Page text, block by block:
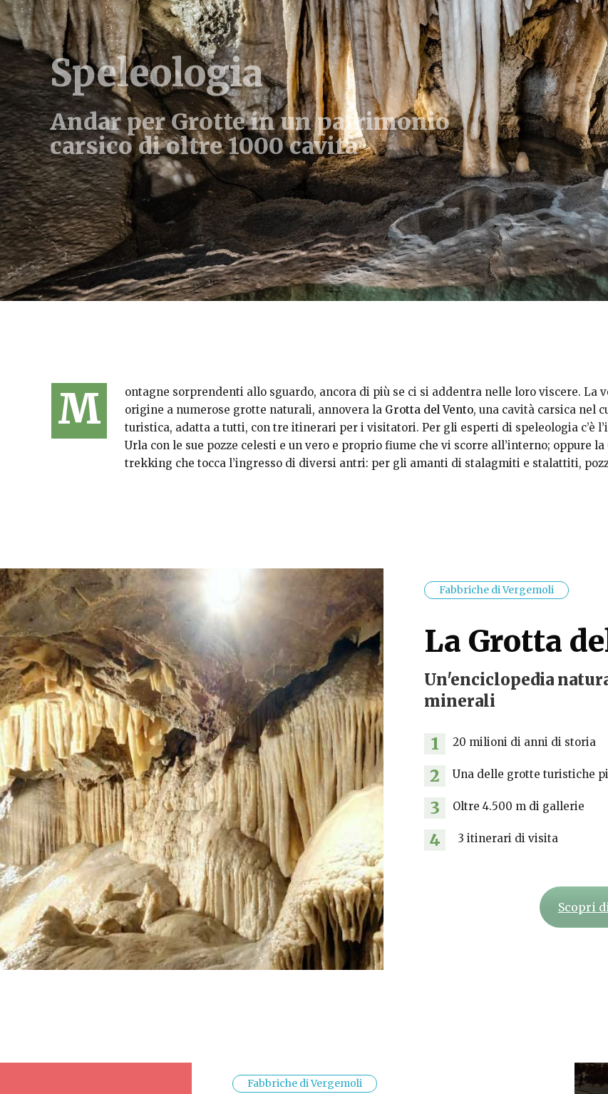
Speleologia
Andar per Grotte in un patrimonio
carsico di oltre 1000 cavità
M
ontagne sorprendenti allo sguardo, ancora di più se ci si addentra nelle loro viscere. La
origine a numerose grotte naturali, annovera la Grotta del Vento, una cavità carsica nel
turistica, adatta a tutti, con tre itinerari per i visitatori. Per gli esperti di speleologia c’è
Urla con le sue pozze celesti e un vero e proprio fiume che vi scorre all’interno; oppure la
trekking che tocca l’ingresso di diversi antri: per gli amanti di stalagmiti e stalattiti,
Fabbriche di Vergemoli
La Grotta
Un'enciclopedia
minerali
1 20 milioni di anni di storia
2 Una delle grotte turistiche
3 Oltre 4.500 m di gallerie
4 3 itinerari di visita
Scopri
Fabbriche di Vergemoli